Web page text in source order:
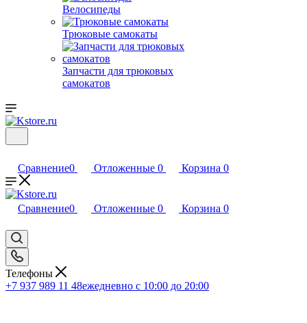
Велосипеды
Трюковые самокаты
Запчасти для трюковых
самокатов
Сравнение0 Отложенные 0 Корзина 0
Сравнение0 Отложенные 0 Корзина 0
Телефоны
+7 937 989 11 48ежедневно с 10:00 до 20:00